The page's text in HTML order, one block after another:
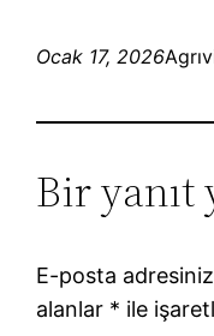
Ocak 17, 2026
Bir yanıt
E-posta
alanlar * ile